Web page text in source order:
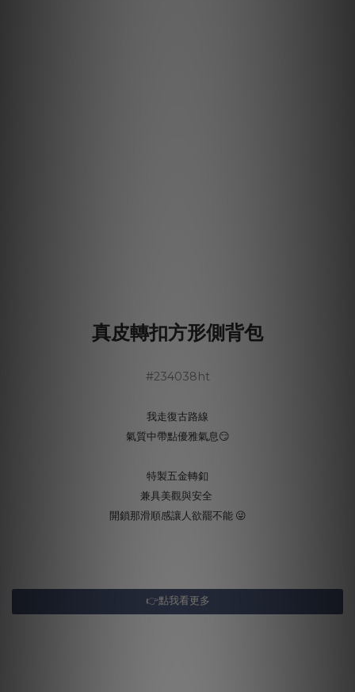
真皮轉扣方形側背包
#234038ht
我走復古路線
氣質中帶點優雅氣息😏
特製五金轉釦
兼具美觀與安全
開鎖那滑順感讓人欲罷不能 😜
👉點我看更多